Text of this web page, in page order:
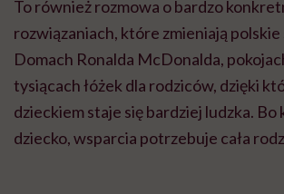
To również rozmowa o bardzo
rozwiązaniach, które zmieniają polskie
Domach Ronalda McDonalda,
tysiącach łóżek dla rodziców, dzięki
dzieckiem staje się bardziej ludzka.
dziecko, wsparcia potrzebuje cała